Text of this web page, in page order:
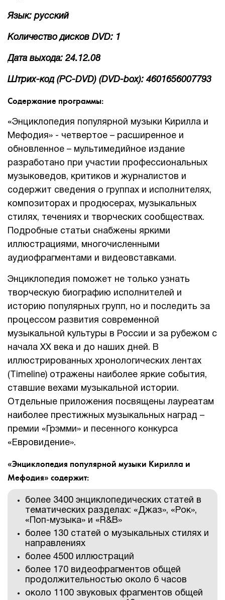
Язык: русский
Количество дисков DVD: 1
Дата выхода: 24.12.08
Штрих-код (PC-DVD) (DVD-box): 4601656007793
Содержание программы:
«Энциклопедия популярной музыки Кирилла и
Мефодия» - четвертое – расширенное и
обновленное – мультимедийное издание
разработано при участии профессиональных
музыковедов, критиков и журналистов и
содержит сведения о группах и исполнителях,
композиторах и продюсерах, музыкальных
стилях, течениях и творческих сообществах.
Подробные статьи снабжены яркими
иллюстрациями, многочисленными
аудиофрагментами и видеовставками.
Энциклопедия поможет не только узнать
творческую биографию исполнителей и
историю популярных групп, но и последить за
процессом развития современной
музыкальной культуры в России и за рубежом с
начала ХХ века и до наших дней. В
иллюстрированных хронологических лентах
(Timeline) отражены наиболее яркие события,
ставшие вехами музыкальной истории.
Отдельные приложения посвящены лауреатам
наиболее престижных музыкальных наград –
премии «Грэмми» и песенного конкурса
«Евровидение».
«Энциклопедия популярной музыки Кирилла и
Мефодия» содержит:
более 3400 энциклопедических статей в
тематических разделах: «Джаз», «Рок»,
«Поп-музыка» и «R&B»
более 130 статей о музыкальных стилях и
направлениях
более 4500 иллюстраций
более 170 видеофрагментов общей
продолжительностью около 6 часов
около 1100 звуковых фрагментов общей